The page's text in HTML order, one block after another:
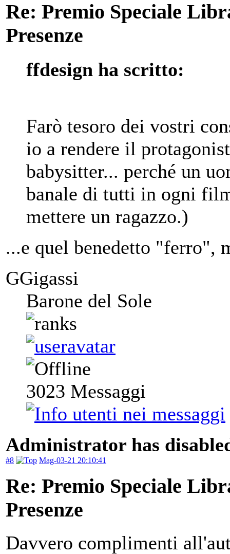
Re: Premio Speciale
Presenze
ffdesign ha scritto:
Farò tesoro dei vostri
io a rendere il
babysitter... perché un
banale di tutti in ogni
mettere un ragazzo.)
...e quel benedetto "ferro",
GGigassi
Barone del Sole
3023 Messaggi
Administrator has
#8 Mag-03-21 20:10:41
Re: Premio Speciale
Presenze
Davvero complimenti